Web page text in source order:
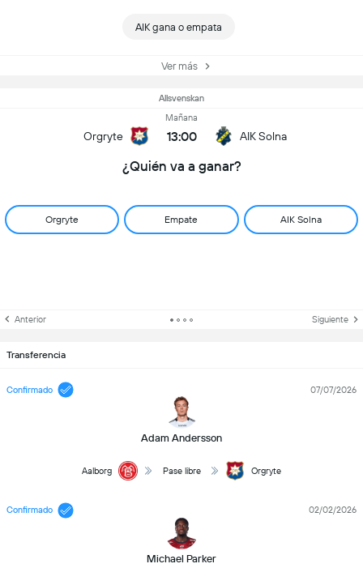
AIK gana o empata
Ver más
Allsvenskan
Orgryte
Mañana
13:00 AIK Solna
¿Quién va a ganar?
Orgryte Empate AIK Solna
Anterior Siguiente
Transferencia
Confirmado
Adam Andersson
07/07/2026
Aalborg Pase libre Orgryte
Confirmado
Michael Parker
02/02/2026